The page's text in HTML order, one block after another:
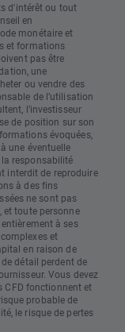
d'intérêt ou tout
en
monétaire et
et formations
pas être
une
ou vendre des
de l’utilisation
l’investisseur
de position sur son
évoquées,
une éventuelle
la responsabilité
interdit de reproduire
à des fins
ne sont pas
et toute personne
à ses
et
en raison de
détail perdent de
Vous devez
CFD fonctionnent et
probable de
le risque de pertes